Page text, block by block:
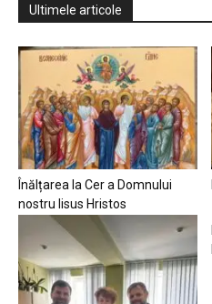
Ultimele articole
Înălțarea la Cer a Domnului
nostru Iisus Hristos